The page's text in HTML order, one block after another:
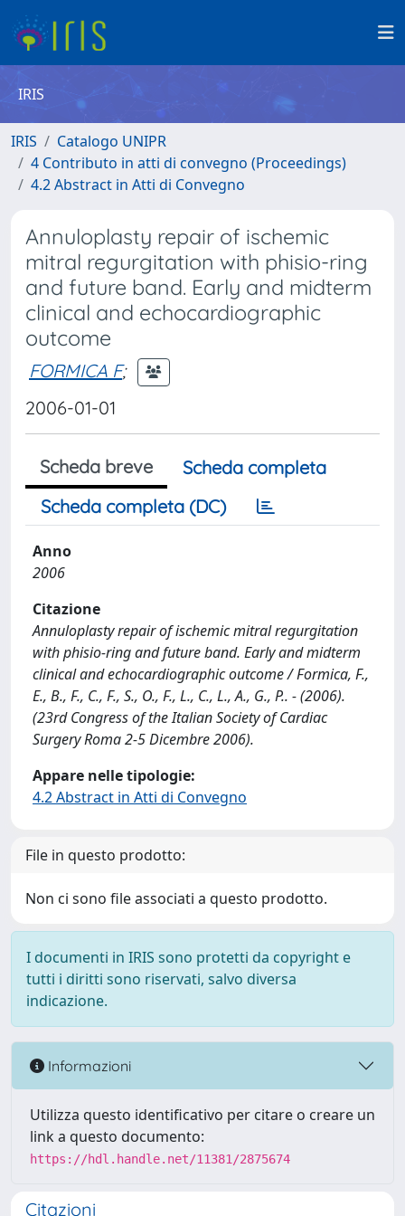
IRIS
IRIS
Catalogo UNIPR
4 Contributo in atti di convegno (Proceedings)
4.2 Abstract in Atti di Convegno
Annuloplasty repair of ischemic
mitral regurgitation with phisio-ring
and future band. Early and midterm
clinical and echocardiographic
outcome
FORMICA F;
2006-01-01
Scheda breve
Scheda completa
Scheda completa (DC)
Anno
2006
Citazione
Annuloplasty repair of ischemic mitral regurgitation
with phisio-ring and future band. Early and midterm
clinical and echocardiographic outcome / Formica, F.,
E., B., F., C., F., S., O., F., L., C., L., A., G., P.. - (2006).
(23rd Congress of the Italian Society of Cardiac
Surgery Roma 2-5 Dicembre 2006).
Appare nelle tipologie:
4.2 Abstract in Atti di Convegno
File in questo prodotto:
Non ci sono file associati a questo prodotto.
I documenti in IRIS sono protetti da copyright e
tutti i diritti sono riservati, salvo diversa
indicazione.
Informazioni
Utilizza questo identificativo per citare o creare un
link a questo documento:
https://hdl.handle.net/11381/2875674
Citazioni